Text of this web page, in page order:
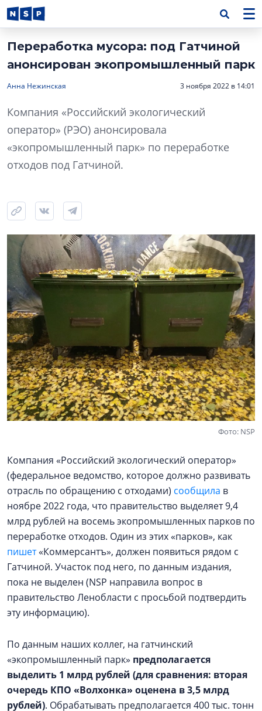
Переработка мусора: под Гатчиной
анонсирован экопромышленный парк
Анна Нежинская 3 ноября 2022 в 14:01
Компания «Российский экологический
оператор» (РЭО) анонсировала
«экопромышленный парк» по переработке
отходов под Гатчиной.
Фото: NSP
Компания «Российский экологический оператор»
(федеральное ведомство, которое должно развивать
отрасль по обращению с отходами) сообщила в
ноябре 2022 года, что правительство выделяет 9,4
млрд рублей на восемь экопромышленных парков по
переработке отходов. Один из этих «парков», как
пишет«Коммерсантъ», должен появиться рядом с
Гатчиной. Участок под него, по данным издания,
пока не выделен (NSP направила вопрос в
правительство Ленобласти с просьбой подтвердить
эту информацию).
По данным наших коллег, на гатчинский
«экопромышленный парк» предполагается
выделить 1 млрд рублей (для сравнения: вторая
очередь КПО «Волхонка» оценена в 3,5 млрд
рублей). Обрабатывать предполагается 400 тыс. тонн